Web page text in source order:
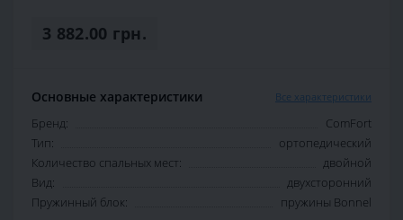
3 882.00 грн.
Основные характеристики Все характеристики
Бренд:
ComFort
Тип:
ортопедический
Количество спальных мест:
двойной
Вид:
двухсторонний
Пружинный блок:
пружины Bonnel